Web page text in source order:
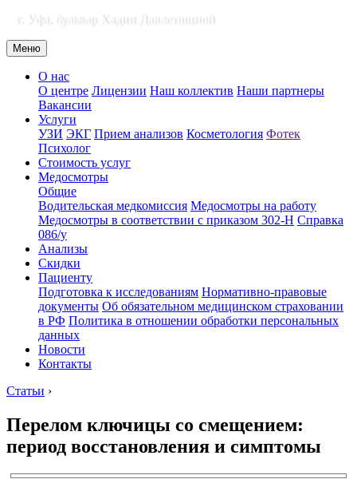
г. Уфа, бульвар Хадии Давлетшиной
Меню
О нас
О центре Лицензии Наш коллектив Наши партнеры
Вакансии
Услуги
УЗИ ЭКГ Прием анализов Косметология Фотек
Психолог
Стоимость услуг
Медосмотры
Общие
Водительская медкомиссия Медосмотры на работу
Медосмотры в соответствии с приказом 302-Н Справка
086/у
Анализы
Скидки
Пациенту
Подготовка к исследованиям Нормативно-правовые
документы Об обязательном медицинском страховании
в РФ Политика в отношении обработки персональных
данных
Новости
Контакты
Статьи ›
Перелом ключицы со смещением:
период восстановления и симптомы